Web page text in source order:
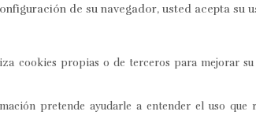
de su navegador, usted acepta su
cookies propias o de terceros para mejorar
pretende ayudarle a entender el uso